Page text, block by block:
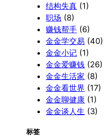
结构失真 (1)
职场 (8)
赚钱帮手 (6)
金金学交易 (40)
金金小记 (1)
金金爱赚钱 (26)
金金生活家 (8)
金金看世界 (17)
金金聊健康 (1)
金金谈人生 (3)
标签